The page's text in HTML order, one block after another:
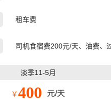
租车费
司机食宿费200元/天、油费、
淡季11-5月
￥400 元/天